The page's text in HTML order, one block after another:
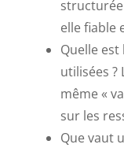
elle fiable
Quelle
utilisées ?
même «
sur les
Que vaut